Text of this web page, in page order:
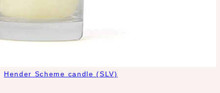
Hender Scheme candle (SLV)